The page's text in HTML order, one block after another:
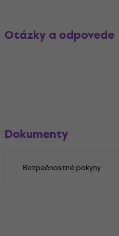
Otázky a odpovede
Dokumenty
Bezpečnostné pokyny